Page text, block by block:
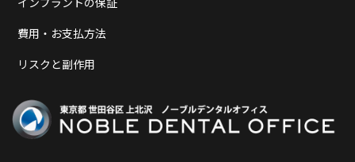
費用・お支払方法
リスクと副作用